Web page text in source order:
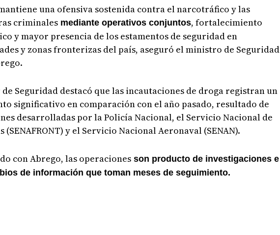
una ofensiva sostenida contra el narcotráfico y las
criminalesmediante operativos conjuntos, fortalecimiento
y mayor presencia de los estamentos de seguridad en
y zonas fronterizas del país, aseguró el ministro de Seguridad
Seguridad destacó que las incautaciones de droga registran un
significativo en comparación con el año pasado, resultado de
desarrolladas por la Policía Nacional, el Servicio Nacional de
(SENAFRONT) y el Servicio Nacional Aeronaval (SENAN).
con Abrego, las operacionesson producto de investigaciones e
de información que toman meses de seguimiento.